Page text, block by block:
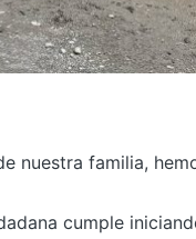
nuestra familia,
cumple